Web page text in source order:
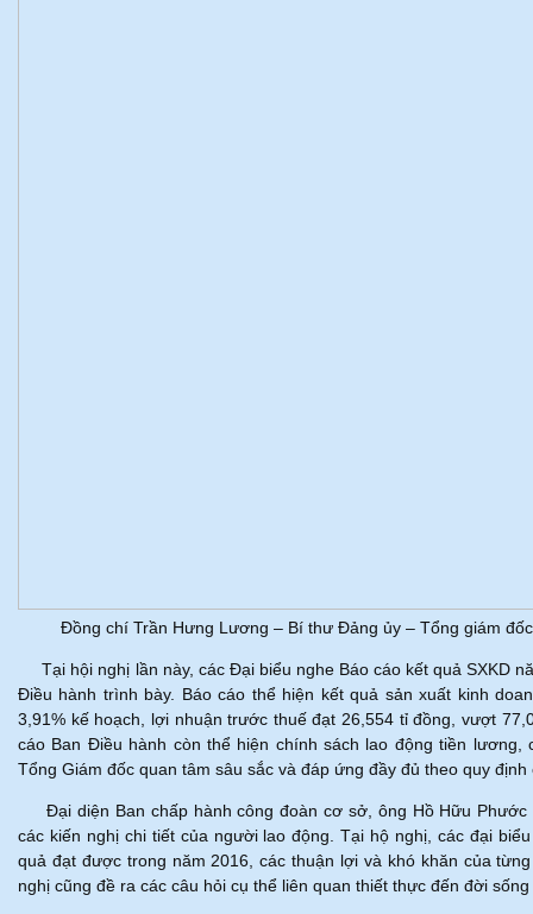
Đồng chí Trần Hưng Lương – Bí thư Đảng ủy – Tổng giám
Tại hội nghị lần này, các Đại biểu nghe Báo cáo kết quả SXKD
Điều hành trình bày. Báo cáo thể hiện kết quả sản xuất kinh
3,91% kế hoạch, lợi nhuận trước thuế đạt 26,554 tỉ đồng, vượt
cáo Ban Điều hành còn thể hiện chính sách lao động tiền
Tổng Giám đốc quan tâm sâu sắc và đáp ứng đầy đủ theo quy định
Đại diện Ban chấp hành công đoàn cơ sở, ông Hồ Hữu Phước
các kiến nghị chi tiết của người lao động. Tại hộ nghị, các đại
quả đạt được trong năm 2016, các thuận lợi và khó khăn của
nghị cũng đề ra các câu hỏi cụ thể liên quan thiết thực đến đời